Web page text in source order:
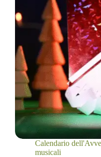
Calendario
musicali